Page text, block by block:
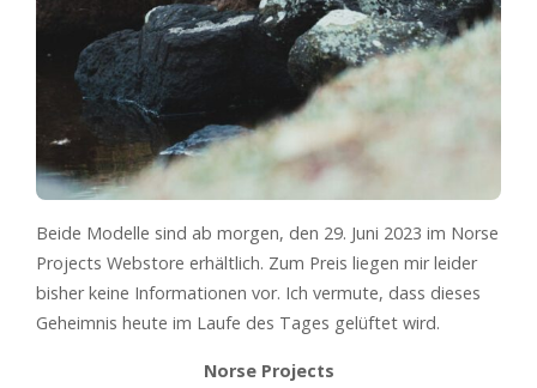
Beide Modelle sind ab morgen, den 29. Juni 2023 im Norse
Projects Webstore erhältlich. Zum Preis liegen mir leider
bisher keine Informationen vor. Ich vermute, dass dieses
Geheimnis heute im Laufe des Tages gelüftet wird.
Norse Projects